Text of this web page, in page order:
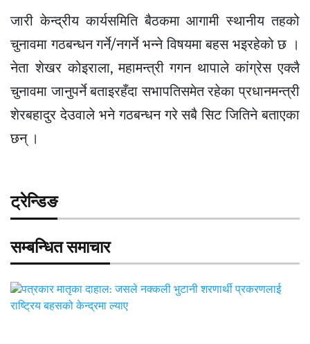
जारी केन्द्रीय कार्यसमिति बैठकमा आगामी स्थानीय तहको
चुनावमा गठबन्धन गर्ने/नगर्ने भन्ने विषयमा बहस भइरहेको छ ।
नेता शेखर कोइराला, महामन्त्री गगन थापाले कांग्रेस एक्लै
चुनावमा जानुपर्ने बताइरहँदा सभापतिसमेत रहेका प्रधानमन्त्री
शेरबहादुर देउवाले भने गठबन्धन गरे सबै सिट जितिने बताएका
छन् ।
ट्रेन्डिङ
सम्बन्धित समाचार